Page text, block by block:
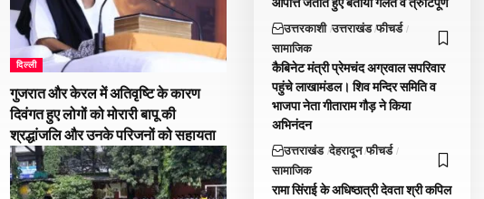
दिल्ली
गुजरात और केरल में अतिवृष्टि के कारण
दिवंगत हुए लोगों को मोरारी बापू की
श्रद्धांजलि और उनके परिजनों को सहायता
आपत्ति जताते हुए बताया गलत व त्रुटिपूर्ण
उत्तरकाशी उत्तराखंड फीचर्ड
सामाजिक
कैबिनेट मंत्री प्रेमचंद अग्रवाल सपरिवार
पहुंचे लाखामंडल। शिव मन्दिर समिति व
भाजपा नेता गीताराम गौड़ ने किया
अभिनंदन
उत्तराखंड देहरादून फीचर्ड
सामाजिक
रामा सिंराई के अधिष्ठात्री देवता श्री कपिल